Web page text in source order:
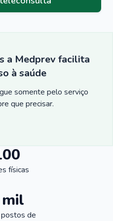
a Medprev facilita
à saúde
somente pelo serviço
que precisar.
físicas
de